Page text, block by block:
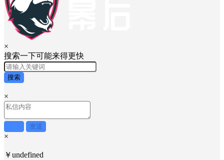
×
搜索一下可能来得更快
搜索
×
发送
×
￥undefined